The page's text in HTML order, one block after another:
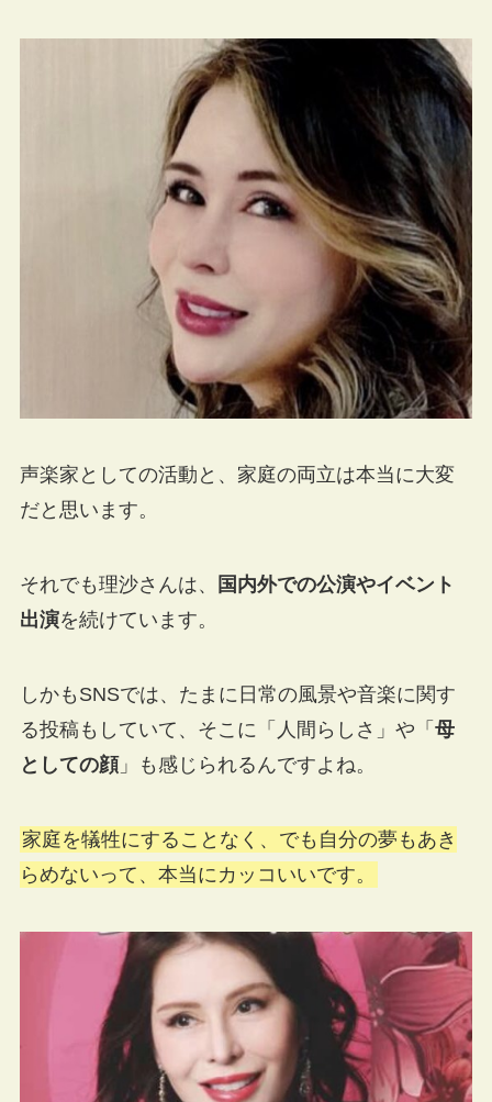
声楽家としての活動と、家庭の両立は本当に大変
だと思います。
それでも理沙さんは、
国内外での公演やイベント
出演を続けています。
しかもSNSでは、たまに日常の風景や音楽に関す
る投稿もしていて、そこに「人間らしさ」や「 母
としての顔」も感じられるんですよね。
家庭を犠牲にすることなく、でも自分の夢もあき
らめないって、本当にカッコいいです。